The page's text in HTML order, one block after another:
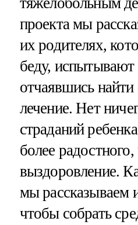
проекта мы
их родителях,
беду, испытывают
отчаявшись найти
лечение. Нет
страданий
более
выздоровление.
мы рассказываем
чтобы собрать